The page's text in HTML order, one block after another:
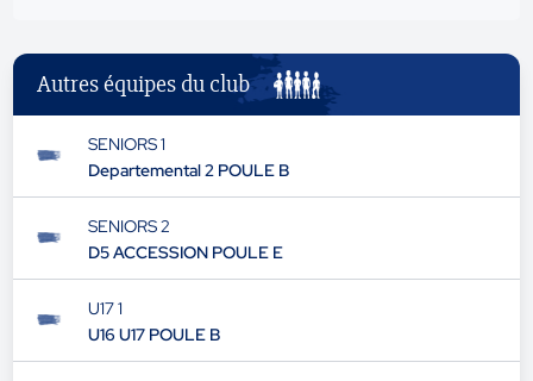
Autres équipes du club
SENIORS 1
Departemental 2 POULE B
SENIORS 2
D5 ACCESSION POULE E
U17 1